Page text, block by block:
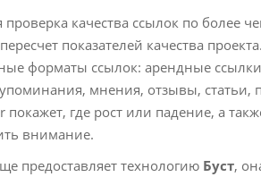
качества ссылок по более
показателей качества
форматы ссылок: арендные
мнения, отзывы, статьи,
где рост или падение, а
внимание.
предоставляет технологию Буст,